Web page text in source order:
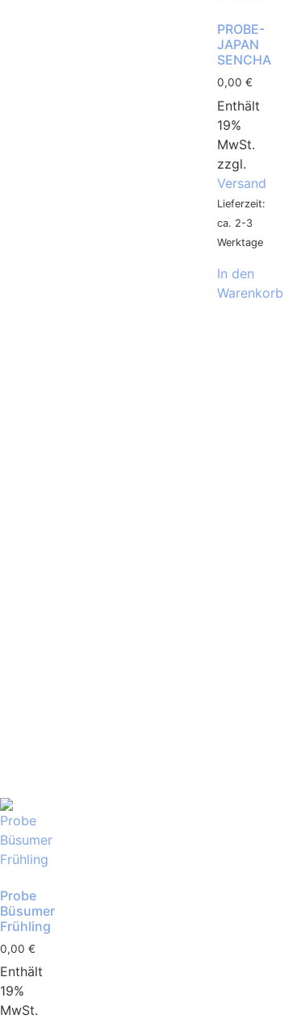
PROBE-
JAPAN
SENCHA
0,00 €
Enthält
19%
MwSt.
zzgl.
Versand
Lieferzeit:
ca. 2-3
Werktage
In den
Warenkorb
Probe
Büsumer
Frühling
0,00 €
Enthält
19%
MwSt.